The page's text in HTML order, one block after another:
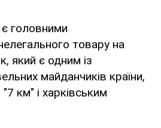
головними
товару на
який є одним із
майданчиків країни,
км" і харківським